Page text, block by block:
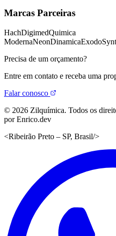
Marcas Parceiras
HachDigimedQuimica
ModernaNeonDinamicaExodo
Precisa de um orçamento?
Entre em contato e receba uma
Falar conosco
© 2026 Zilquímica. Todos os
por Enrico.dev
<Ribeirão Preto – SP, Brasil/>